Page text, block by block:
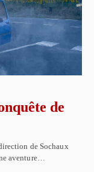
de
de Sochaux
aventure…